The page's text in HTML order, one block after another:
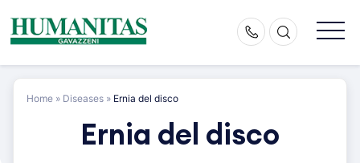
content
Home » Diseases » Ernia del disco
Ernia del disco